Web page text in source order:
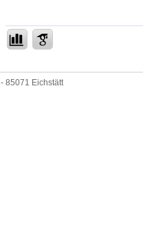
85071 Eichstätt